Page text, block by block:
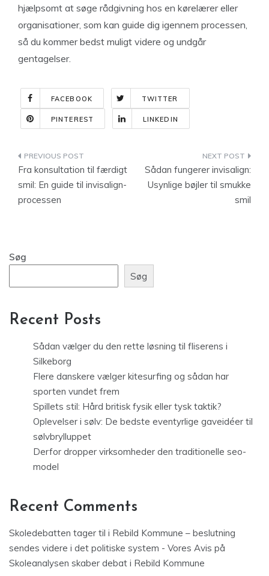
hjælpsomt at søge rådgivning hos en kørelærer eller
organisationer, som kan guide dig igennem processen,
så du kommer bedst muligt videre og undgår
gentagelser.
FACEBOOK TWITTER
PINTEREST LINKEDIN
Indlægsnavigation
Fra konsultation til færdigt
smil: En guide til invisalign-
processen
Sådan fungerer invisalign:
Usynlige bøjler til smukke
smil
Søg
Søg
Recent Posts
Sådan vælger du den rette løsning til fliserens i
Silkeborg
Flere danskere vælger kitesurfing og sådan har
sporten vundet frem
Spillets stil: Hård britisk fysik eller tysk taktik?
Oplevelser i sølv: De bedste eventyrlige gaveidéer til
sølvbrylluppet
Derfor dropper virksomheder den traditionelle seo-
model
Recent Comments
Skoledebatten tager til i Rebild Kommune – beslutning
sendes videre i det politiske system - Vores Avis på
Skoleanalysen skaber debat i Rebild Kommune